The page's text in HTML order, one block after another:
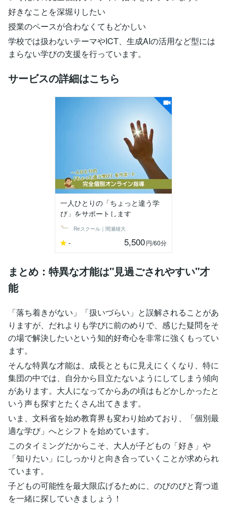
好きなことを深堀りしたい
授業のペースが合わなくてもどかしい
学校では扱わないテーマやICT、生成AIの活用など型には
まらない学びの支援を行っています。
サービスの詳細はこちら
一人ひとりの「ちょっと違う学
び」をサポートします
Reスクール｜間瀬雄大
- 5,500円/60分
まとめ：特異な才能は"見過ごされやすい"才
能
「落ち着きがない」「扱いづらい」と誤解されることがあ
りますが、だれよりも学びに前のめりで、感じた疑問をそ
の場で解決したいという知的好奇心を非常に強くもってい
ます。
そんな特異な才能は、成長とともに見えにくくなり、特に
集団の中では、自分から目立たないようにしてしまう傾向
があります。大人になってからあの頃はもどかしかったと
いう声も探すとたくさん出てきます。
いま、文科省を始め教育界も変わり始めており、「個別最
適な学び」へとシフトを始めています。
このタイミングだからこそ、大人が子どもの「好き」や
「知りたい」にしっかりと向き合っていくことが求められ
ています。
子どもの可能性を最大限広げるために、のびのびと育つ道
を一緒に探していきましょう！